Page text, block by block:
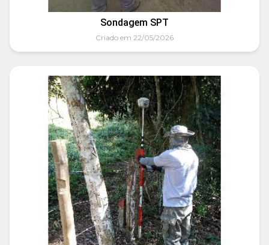
Sondagem SPT
Criado em 22/05/2026